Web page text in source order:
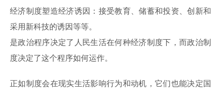
经济制度塑造经济诱因：接受教育、储蓄和投资、创新和
采用新科技的诱因等等。
是政治程序决定了人民生活在何种经济制度下，而政治制
度决定了这个程序如何运作。
正如制度会在现实生活影响行为和动机，它们也能决定国